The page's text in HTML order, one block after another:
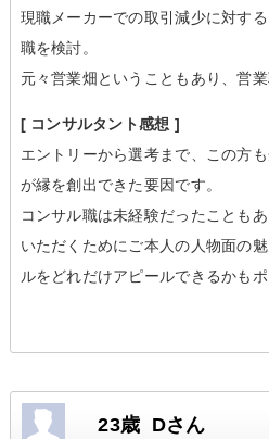
現職メーカーでの取引減少に対す
職を検討。
元々営業畑ということもあり、営業
[ コンサルタント感想 ]
エントリーから選考まで、この方
が縁を創出できた要因です。
コンサル職は未経験だったことも
いただくためにご本人の人物面の
ルをどれだけアピールできるかも
23歳 Dさん